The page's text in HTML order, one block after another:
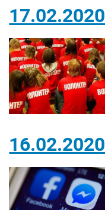
17.02.2020
16.02.2020